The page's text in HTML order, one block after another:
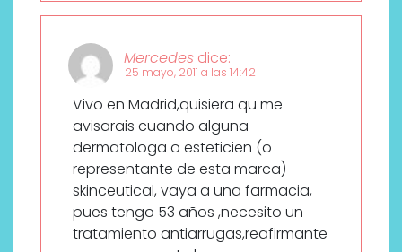
Mercedes dice:
25 mayo, 2011 a las 14:42
Vivo en Madrid,quisiera qu me
avisarais cuando alguna
dermatologa o esteticien (o
representante de esta marca)
skinceutical, vaya a una farmacia,
pues tengo 53 años ,necesito un
tratamiento antiarrugas,reafirmante